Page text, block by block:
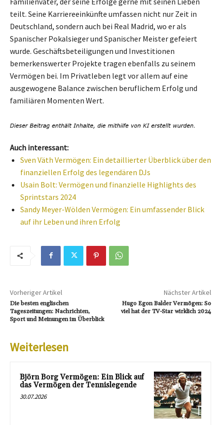
teilt. Seine Karriereeinkünfte umfassen nicht nur Zeit in
Deutschland, sondern auch bei Real Madrid, wo er als
Spanischer Pokalsieger und Spanischer Meister gefeiert
wurde. Geschäftsbeteiligungen und Investitionen
bemerkenswerter Projekte tragen ebenfalls zu seinem
Vermögen bei. Im Privatleben legt vor allem auf eine
ausgewogene Balance zwischen beruflichem Erfolg und
familiären Momenten Wert.
Auch interessant:
Sven Väth Vermögen: Ein detaillierter Überblick über den
finanziellen Erfolg des legendären DJs
Usain Bolt: Vermögen und finanzielle Highlights des
Sprintstars 2024
Sandy Meyer-Wölden Vermögen: Ein umfassender Blick
auf ihr Leben und ihren Erfolg
Vorheriger Artikel
Die besten englischen
Tageszeitungen: Nachrichten,
Sport und Meinungen im Überblick
Nächster Artikel
Hugo Egon Balder Vermögen: So
viel hat der TV-Star wirklich 2024
Weiterlesen
Björn Borg Vermögen: Ein Blick auf
das Vermögen der Tennislegende
30.07.2026